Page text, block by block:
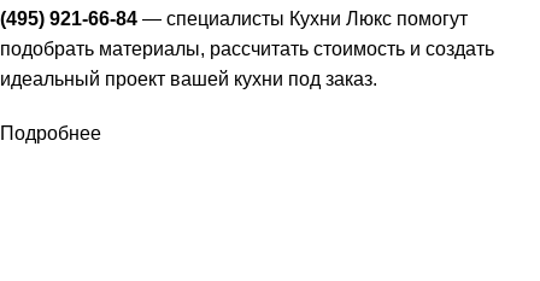
(495) 921-66-84 — специалисты Кухни Люкс помогут
подобрать материалы, рассчитать стоимость и создать
идеальный проект вашей кухни под заказ.
Подробнее